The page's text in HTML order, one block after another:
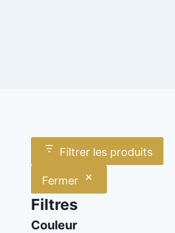
Filtrer les produits
Fermer
Filtres
Couleur